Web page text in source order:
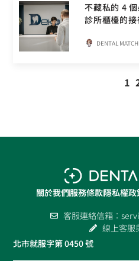
不藏私的 4
診所櫃檯的
DENTAL
1
關於我們服務條款隱私權政
客服連絡信箱：
線上客服
北市就服字第 0450 號